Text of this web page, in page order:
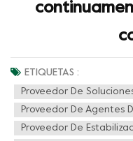
ETIQUETAS :
Proveedor De
Proveedor De Agentes
Proveedor De